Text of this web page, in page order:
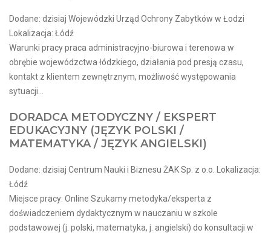
Dodane: dzisiaj Wojewódzki Urząd Ochrony Zabytków w Łodzi
Lokalizacja: Łódź
Warunki pracy praca administracyjno-biurowa i terenowa w
obrębie wojewódzctwa łódzkiego, działania pod presją czasu,
kontakt z klientem zewnętrznym, możliwość występowania
sytuacji...
DORADCA METODYCZNY / EKSPERT
EDUKACYJNY (JĘZYK POLSKI /
MATEMATYKA / JĘZYK ANGIELSKI)
Dodane: dzisiaj Centrum Nauki i Biznesu ŻAK Sp. z o.o. Lokalizacja:
Łódź
Miejsce pracy: Online Szukamy metodyka/eksperta z
doświadczeniem dydaktycznym w nauczaniu w szkole
podstawowej (j. polski, matematyka, j. angielski) do konsultacji w